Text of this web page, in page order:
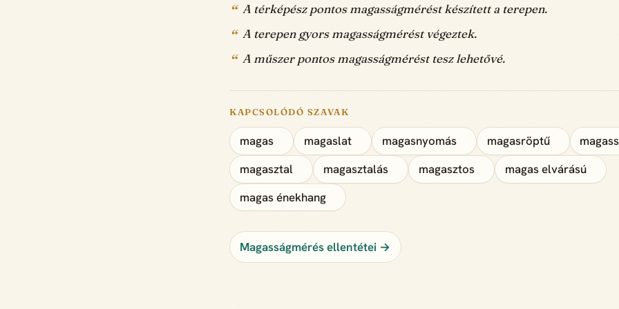
A térképész pontos magasságmérést készített a terepen.
A terepen gyors magasságmérést végeztek.
A műszer pontos magasságmérést tesz lehetővé.
KAPCSOLÓDÓ SZAVAK
magas magaslat magasnyomás magasröptű
magasztal
magasztalás magasztos
magas elvárású
magas énekhang
Magasságmérés ellentétei →